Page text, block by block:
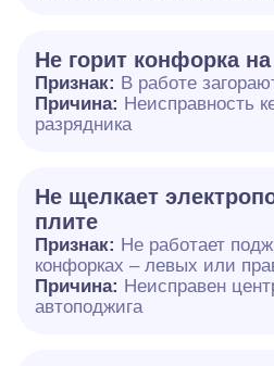
Не горит конфорка
Признак: В работе
Причина: Неисправность
разрядника
Не щелкает
плите
Признак: Не работает
конфорках – левых или
Причина: Неисправен
автоподжига